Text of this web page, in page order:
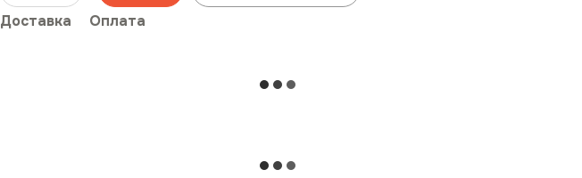
Доставка Оплата